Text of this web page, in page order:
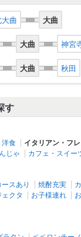
大曲 大曲
大曲 神宮
大曲 秋田
す
洋食 イタリアン・フ
じゃ カフェ・スイー
ースあり 焼酎充実
クタ お子様連れ